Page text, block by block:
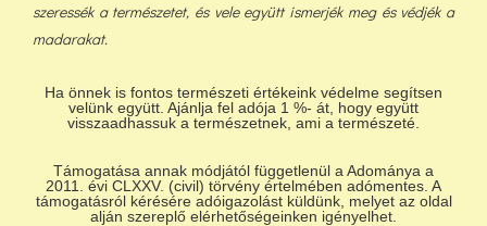
szeressék a természetet, és vele együtt ismerjék meg és védjék a
madarakat.
Ha önnek is fontos természeti értékeink védelme segítsen
velünk együtt. Ajánlja fel adója 1 %- át, hogy együtt
visszaadhassuk a természetnek, ami a természeté.
Támogatása annak módjától függetlenül a Adománya a
2011. évi CLXXV. (civil) törvény értelmében adómentes. A
támogatásról kérésére adóigazolást küldünk, melyet az oldal
alján szereplő elérhetőségeinken igényelhet.